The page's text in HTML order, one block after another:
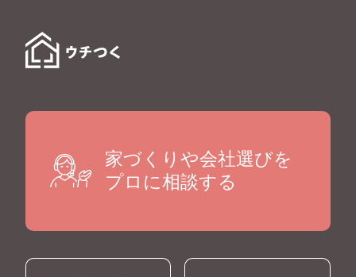
家づくりや会社選びを
プロに相談する